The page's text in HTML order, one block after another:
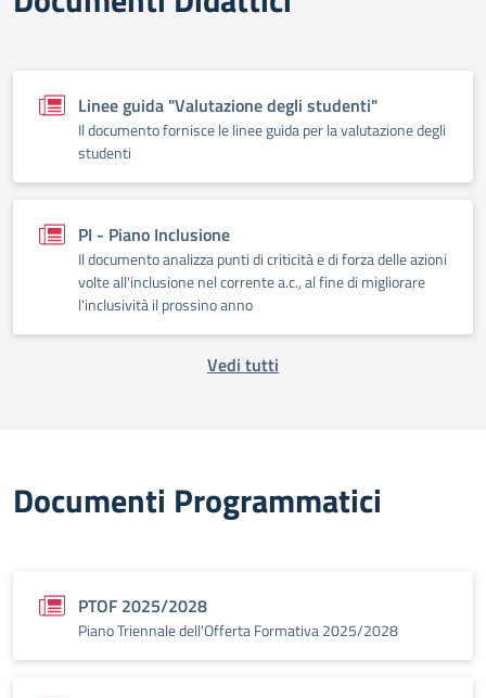
Linee guida "Valutazione degli studenti"
Il documento fornisce le linee guida per la valutazione degli
studenti
PI - Piano Inclusione
Il documento analizza punti di criticità e di forza delle azioni
volte all'inclusione nel corrente a.c., al fine di migliorare
l'inclusività il prossino anno
Vedi tutti
Documenti Programmatici
PTOF 2025/2028
Piano Triennale dell'Offerta Formativa 2025/2028